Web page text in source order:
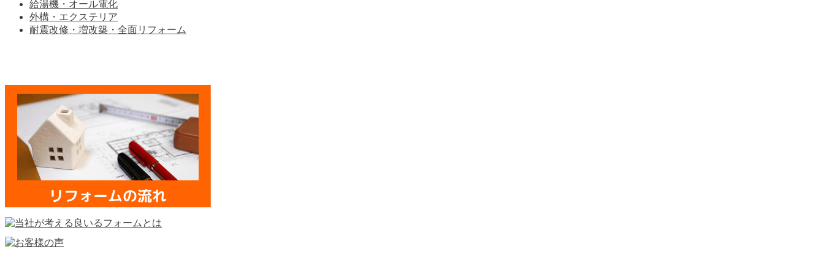
給湯機・オール電化
外構・エクステリア
耐震改修・増改築・全面リフォーム